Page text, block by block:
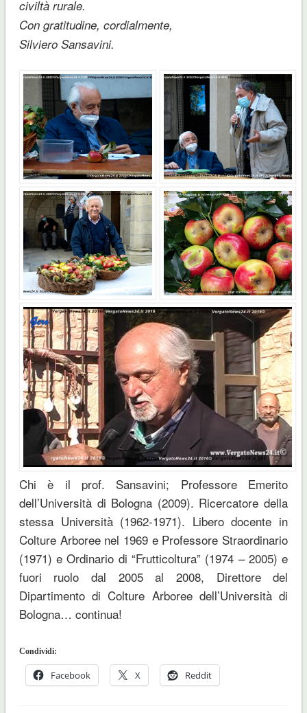
civiltà rurale.
Con gratitudine, cordialmente,
Silviero Sansavini.
Chi è il prof. Sansavini; Professore Emerito
dell’Università di Bologna (2009). Ricercatore della
stessa Università (1962-1971). Libero docente in
Colture Arboree nel 1969 e Professore Straordinario
(1971) e Ordinario di “Frutticoltura” (1974 – 2005) e
fuori ruolo dal 2005 al 2008, Direttore del
Dipartimento di Colture Arboree dell’Università di
Bologna… continua!
Condividi:
Facebook X Reddit